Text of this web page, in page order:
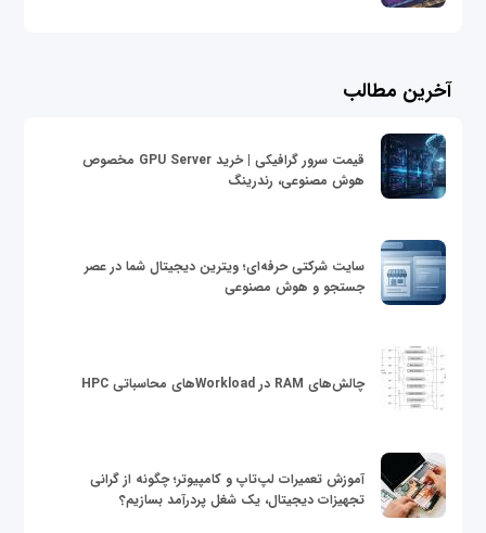
آخرین مطالب
قیمت سرور گرافیکی | خرید GPU Server مخصوص
هوش مصنوعی، رندرینگ
سایت شرکتی حرفه‌ای؛ ویترین دیجیتال شما در عصر
جستجو و هوش مصنوعی
چالش‌های RAM در Workloadهای محاسباتی HPC
آموزش تعمیرات لپ‌تاپ و کامپیوتر؛ چگونه از گرانی
تجهیزات دیجیتال، یک شغل پردرآمد بسازیم؟